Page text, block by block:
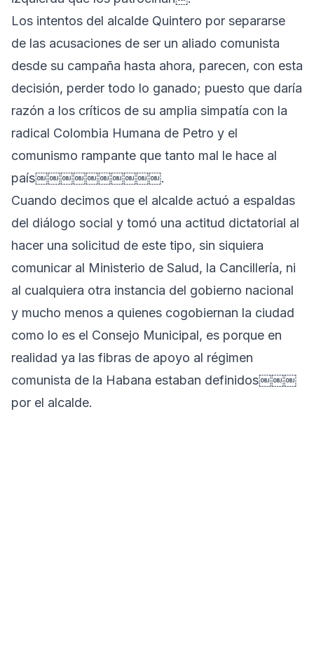
Los intentos del alcalde Quintero por separarse
de las acusaciones de ser un aliado comunista
desde su campaña hasta ahora, parecen, con esta
decisión, perder todo lo ganado; puesto que daría
razón a los críticos de su amplia simpatía con la
radical Colombia Humana de Petro y el
comunismo rampante que tanto mal le hace al
país￼￼￼￼￼￼￼￼￼￼.
Cuando decimos que el alcalde actuó a espaldas
del diálogo social y tomó una actitud dictatorial al
hacer una solicitud de este tipo, sin siquiera
comunicar al Ministerio de Salud, la Cancillería, ni
al cualquiera otra instancia del gobierno nacional
y mucho menos a quienes cogobiernan la ciudad
como lo es el Consejo Municipal, es porque en
realidad ya las fibras de apoyo al régimen
comunista de la Habana estaban definidos￼￼￼
por el alcalde.